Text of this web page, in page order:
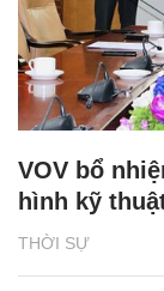
THỜI SỰ
VOV bổ
hình kỹ